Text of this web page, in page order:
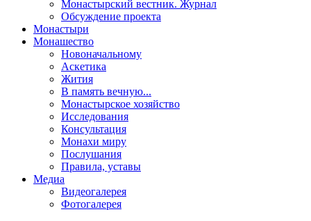
Монастырский вестник. Журнал
Обсуждение проекта
Монастыри
Монашество
Новоначальному
Аскетика
Жития
В память вечную...
Монастырское хозяйство
Исследования
Консультация
Монахи миру
Послушания
Правила, уставы
Медиа
Видеогалерея
Фотогалерея